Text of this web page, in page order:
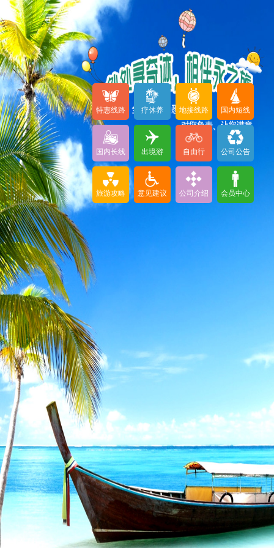
特惠线路 疗休养 地接线路 国内短线
国内长线 出境游 自由行 公司公告
旅游攻略 意见建议 公司介绍 会员中心